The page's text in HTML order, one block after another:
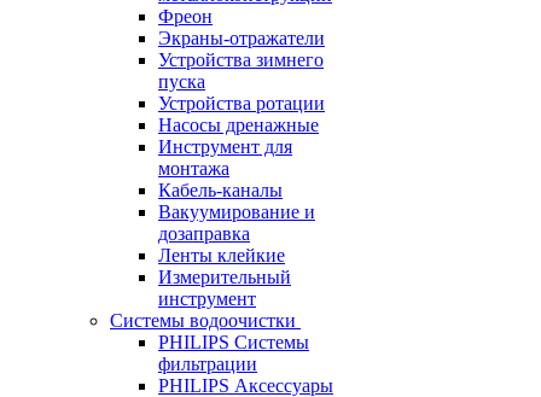
Фреон
Экраны-отражатели
Устройства зимнего
пуска
Устройства ротации
Насосы дренажные
Инструмент для
монтажа
Кабель-каналы
Вакуумирование и
дозаправка
Ленты клейкие
Измерительный
инструмент
Системы водоочистки
PHILIPS Системы
фильтрации
PHILIPS Аксессуары